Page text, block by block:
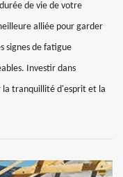
de vie de votre
alliée pour garder
signes de fatigue
Investir dans
tranquillité d'esprit et la